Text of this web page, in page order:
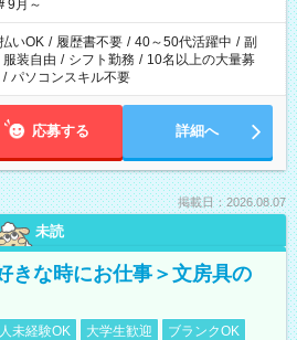
月～
いOK / 履歴書不要 / 40～50代活躍中 / 副
服装自由 / シフト勤務 / 10名以上の大量募
/ パソコンスキル不要
応募する 詳細へ
掲載日：2026.08.07
未読
きな時にお仕事＞文房具の
未経験OK 大学生歓迎
ブランクOK